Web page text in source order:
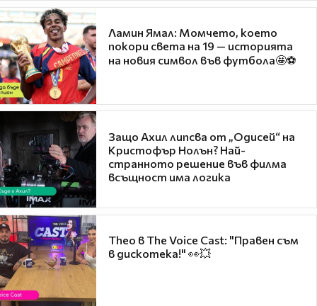
Ламин Ямал: Момчето, което
покори света на 19 — историята
на новия символ във футбола🤩⚽
Защо Ахил липсва от „Одисей“ на
Кристофър Нолън? Най-
странното решение във филма
всъщност има логика
Theo в The Voice Cast: "Правен съм
в дискотека!" 👀💥